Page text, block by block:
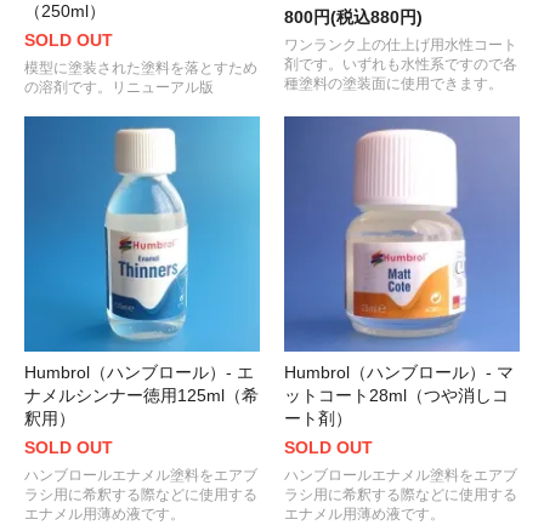
（250ml）
SOLD OUT
模型に塗装された塗料を落とすため
の溶剤です。リニューアル版
800円(税込880円)
ワンランク上の仕上げ用水性コート
剤です。いずれも水性系ですので各
種塗料の塗装面に使用できます。
Humbrol（ハンブロール）- エ
ナメルシンナー徳用125ml（希
釈用）
SOLD OUT
ハンブロールエナメル塗料をエアブ
ラシ用に希釈する際などに使用する
エナメル用薄め液です。
Humbrol（ハンブロール）- マ
ットコート28ml（つや消しコ
ート剤）
SOLD OUT
ハンブロールエナメル塗料をエアブ
ラシ用に希釈する際などに使用する
エナメル用薄め液です。